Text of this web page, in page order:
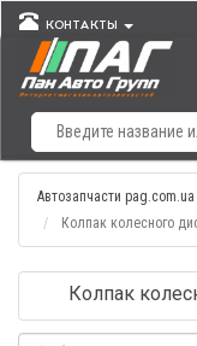
КОНТАКТЫ
Автозапчасти pag.com.ua
Колпак колесного
Колпак